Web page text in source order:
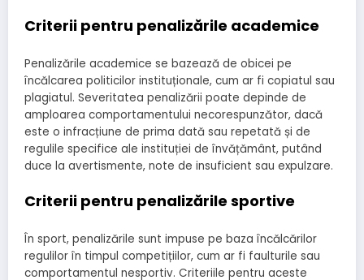
Criterii pentru penalizările academice
Penalizările academice se bazează de obicei pe
încălcarea politicilor instituționale, cum ar fi copiatul sau
plagiatul. Severitatea penalizării poate depinde de
amploarea comportamentului necorespunzător, dacă
este o infracțiune de prima dată sau repetată și de
regulile specifice ale instituției de învățământ, putând
duce la avertismente, note de insuficient sau expulzare.
Criterii pentru penalizările sportive
În sport, penalizările sunt impuse pe baza încălcărilor
regulilor în timpul competițiilor, cum ar fi faulturile sau
comportamentul nesportiv. Criteriile pentru aceste